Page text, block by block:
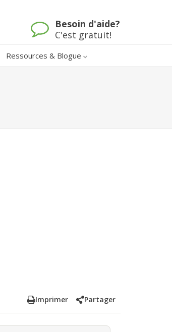
Besoin d'aide?
C'est gratuit!
Ressources & Blogue
Imprimer Partager